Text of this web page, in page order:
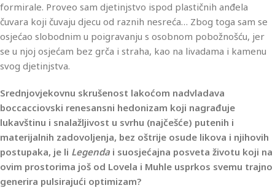
formirale. Proveo sam djetinjstvo ispod plastičnih anđela
čuvara koji čuvaju djecu od raznih nesreća… Zbog toga sam se
osjećao slobodnim u poigravanju s osobnom pobožnošću, jer
se u njoj osjećam bez grča i straha, kao na livadama i kamenu
svog djetinjstva.
Srednjovjekovnu skrušenost lakoćom nadvladava
boccacciovski renesansni hedonizam koji nagrađuje
lukavštinu i snalažljivost u svrhu (najčešće) putenih i
materijalnih zadovoljenja, bez oštrije osude likova i njihovih
postupaka, je li Legenda i suosjećajna posveta životu koji na
ovim prostorima još od Lovela i Muhle usprkos svemu trajno
generira pulsirajući optimizam?